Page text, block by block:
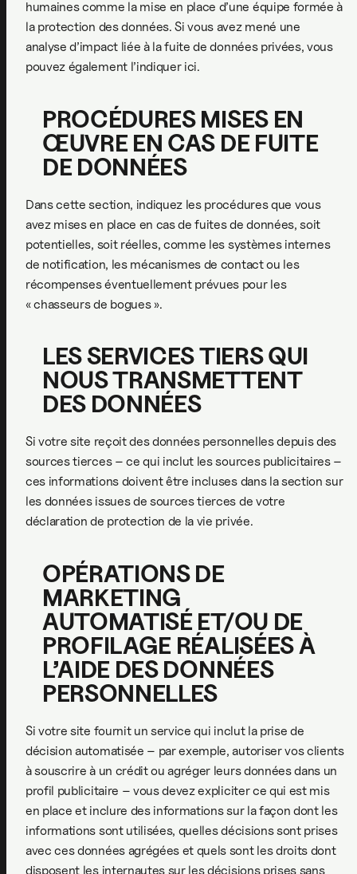
humaines comme la mise en place d’une équipe formée à
la protection des données. Si vous avez mené une
analyse d’impact liée à la fuite de données privées, vous
pouvez également l’indiquer ici.
PROCÉDURES MISES EN
ŒUVRE EN CAS DE FUITE
DE DONNÉES
Dans cette section, indiquez les procédures que vous
avez mises en place en cas de fuites de données, soit
potentielles, soit réelles, comme les systèmes internes
de notification, les mécanismes de contact ou les
récompenses éventuellement prévues pour les
« chasseurs de bogues ».
LES SERVICES TIERS QUI
NOUS TRANSMETTENT
DES DONNÉES
Si votre site reçoit des données personnelles depuis des
sources tierces – ce qui inclut les sources publicitaires –
ces informations doivent être incluses dans la section sur
les données issues de sources tierces de votre
déclaration de protection de la vie privée.
OPÉRATIONS DE
MARKETING
AUTOMATISÉ ET/OU DE
PROFILAGE RÉALISÉES À
L’AIDE DES DONNÉES
PERSONNELLES
Si votre site fournit un service qui inclut la prise de
décision automatisée – par exemple, autoriser vos clients
à souscrire à un crédit ou agréger leurs données dans un
profil publicitaire – vous devez expliciter ce qui est mis
en place et inclure des informations sur la façon dont les
informations sont utilisées, quelles décisions sont prises
avec ces données agrégées et quels sont les droits dont
disposent les internautes sur les décisions prises sans